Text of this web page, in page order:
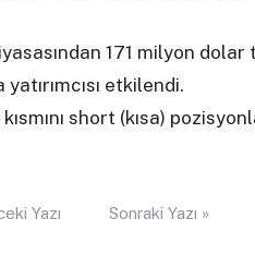
171 milyon
etkilendi.
short (kısa)
Yazı Sonraki Yazı »